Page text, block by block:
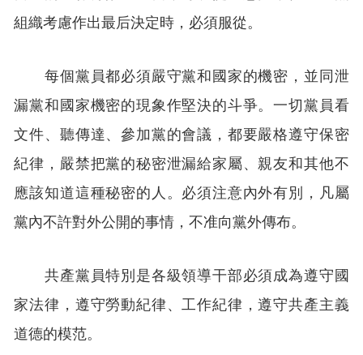
組織考慮作出最后決定時，必須服從。
每個黨員都必須嚴守黨和國家的機密，並同泄
漏黨和國家機密的現象作堅決的斗爭。一切黨員看
文件、聽傳達、參加黨的會議，都要嚴格遵守保密
紀律，嚴禁把黨的秘密泄漏給家屬、親友和其他不
應該知道這種秘密的人。必須注意內外有別，凡屬
黨內不許對外公開的事情，不准向黨外傳布。
共產黨員特別是各級領導干部必須成為遵守國
家法律，遵守勞動紀律、工作紀律，遵守共產主義
道德的模范。